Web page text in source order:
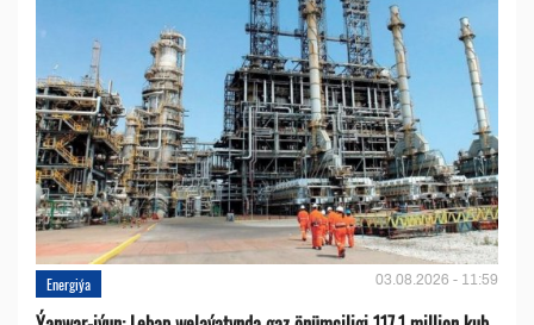
Energiýa 03.08.2026 - 11:59